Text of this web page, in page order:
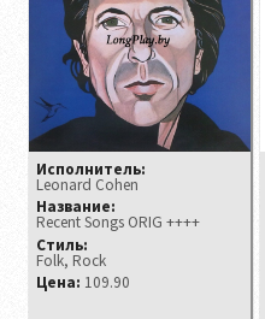
Исполнитель:
Leonard Cohen
Название:
Recent Songs ORIG ++++
Стиль:
Folk, Rock
Цена: 109.90